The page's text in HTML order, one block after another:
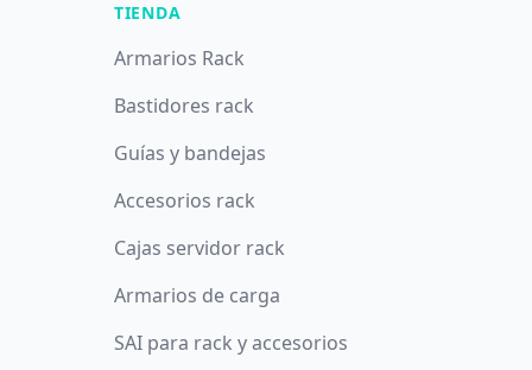
TIENDA
Armarios Rack
Bastidores rack
Guías y bandejas
Accesorios rack
Cajas servidor rack
Armarios de carga
SAI para rack y accesorios